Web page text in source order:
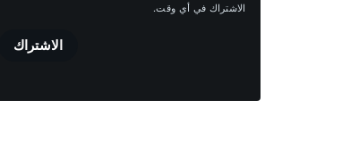
الاشتراك في أي وقت.
الاشتراك